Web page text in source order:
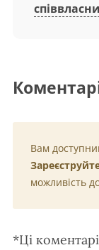
Вам
можливість
*Ці